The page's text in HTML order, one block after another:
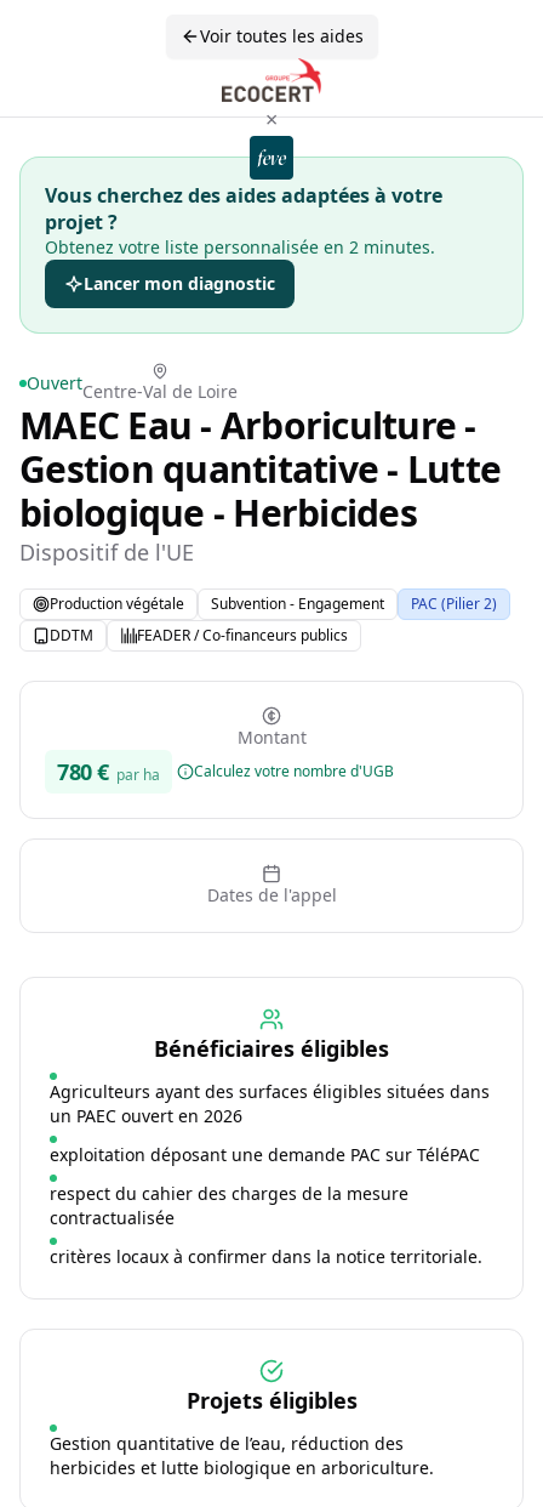
Voir toutes les aides
×
Vous cherchez des aides adaptées à votre
projet ?
Obtenez votre liste personnalisée en 2 minutes.
Lancer mon diagnostic
OuvertCentre-Val de Loire
MAEC Eau - Arboriculture -
Gestion quantitative - Lutte
biologique - Herbicides
Dispositif de l'UE
Production végétale Subvention - Engagement
PAC (Pilier 2)
DDTM
FEADER / Co-financeurs publics
Montant
780€ par ha Calculez votre nombre d'UGB
Dates de l'appel
Bénéficiaires éligibles
Agriculteurs ayant des surfaces éligibles situées dans
un PAEC ouvert en 2026
exploitation déposant une demande PAC sur TéléPAC
respect du cahier des charges de la mesure
contractualisée
critères locaux à confirmer dans la notice territoriale.
Projets éligibles
Gestion quantitative de l’eau, réduction des
herbicides et lutte biologique en arboriculture.